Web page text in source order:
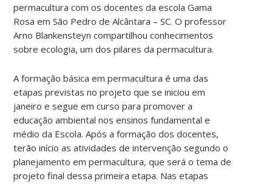
permacultura com os docentes da escola Gama
Rosa em São Pedro de Alcântara – SC. O professor
Arno Blankensteyn compartilhou conhecimentos
sobre ecologia, um dos pilares da permacultura.
A formação básica em permacultura é uma das
etapas previstas no projeto que se iniciou em
janeiro e segue em curso para promover a
educação ambiental nos ensinos fundamental e
médio da Escola. Após a formação dos docentes,
terão início as atividades de intervenção segundo o
planejamento em permacultura, que será o tema de
projeto final dessa primeira etapa. Nas etapas